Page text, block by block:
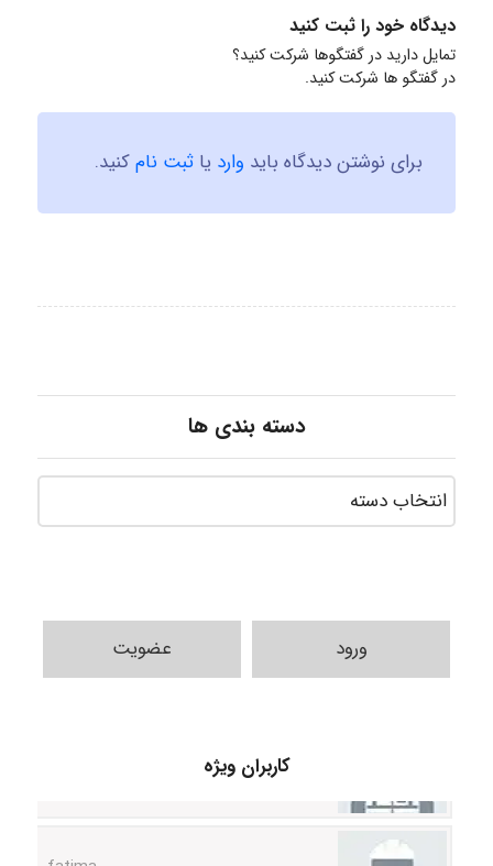
دیدگاه خود را ثبت کنید
تمایل دارید در گفتگوها شرکت کنید؟
در گفتگو ها شرکت کنید.
برای نوشتن دیدگاه باید وارد یا ثبت نامکنید.
دسته بندی ها
ورود عضویت
کاربران ویژه